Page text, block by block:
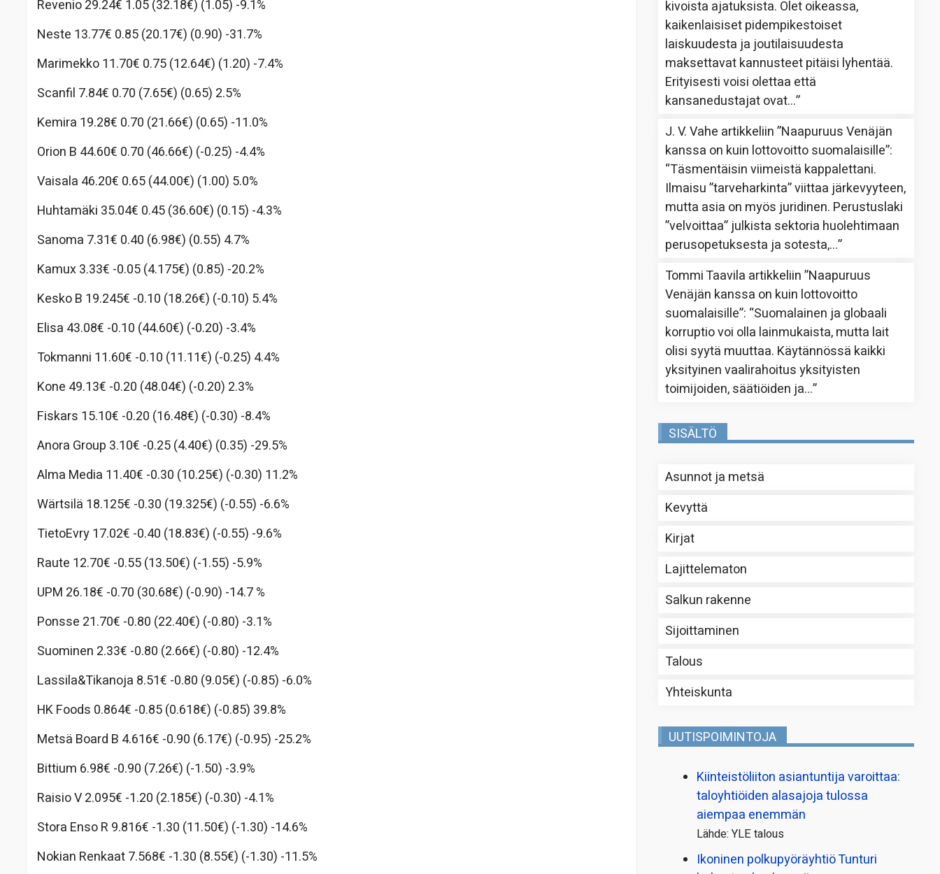
Revenio 29.24€ 1.05 (32.18€) (1.05) -9.1%
Neste 13.77€ 0.85 (20.17€) (0.90) -31.7%
Marimekko 11.70€ 0.75 (12.64€) (1.20) -7.4%
Scanfil 7.84€ 0.70 (7.65€) (0.65) 2.5%
Kemira 19.28€ 0.70 (21.66€) (0.65) -11.0%
Orion B 44.60€ 0.70 (46.66€) (-0.25) -4.4%
Vaisala 46.20€ 0.65 (44.00€) (1.00) 5.0%
Huhtamäki 35.04€ 0.45 (36.60€) (0.15) -4.3%
Sanoma 7.31€ 0.40 (6.98€) (0.55) 4.7%
Kamux 3.33€ -0.05 (4.175€) (0.85) -20.2%
Kesko B 19.245€ -0.10 (18.26€) (-0.10) 5.4%
Elisa 43.08€ -0.10 (44.60€) (-0.20) -3.4%
Tokmanni 11.60€ -0.10 (11.11€) (-0.25) 4.4%
Kone 49.13€ -0.20 (48.04€) (-0.20) 2.3%
Fiskars 15.10€ -0.20 (16.48€) (-0.30) -8.4%
Anora Group 3.10€ -0.25 (4.40€) (0.35) -29.5%
Alma Media 11.40€ -0.30 (10.25€) (-0.30) 11.2%
Wärtsilä 18.125€ -0.30 (19.325€) (-0.55) -6.6%
TietoEvry 17.02€ -0.40 (18.83€) (-0.55) -9.6%
Raute 12.70€ -0.55 (13.50€) (-1.55) -5.9%
UPM 26.18€ -0.70 (30.68€) (-0.90) -14.7 %
Ponsse 21.70€ -0.80 (22.40€) (-0.80) -3.1%
Suominen 2.33€ -0.80 (2.66€) (-0.80) -12.4%
Lassila&Tikanoja 8.51€ -0.80 (9.05€) (-0.85) -6.0%
HK Foods 0.864€ -0.85 (0.618€) (-0.85) 39.8%
Metsä Board B 4.616€ -0.90 (6.17€) (-0.95) -25.2%
Bittium 6.98€ -0.90 (7.26€) (-1.50) -3.9%
Raisio V 2.095€ -1.20 (2.185€) (-0.30) -4.1%
Stora Enso R 9.816€ -1.30 (11.50€) (-1.30) -14.6%
Nokian Renkaat 7.568€ -1.30 (8.55€) (-1.30) -11.5%
kivoista ajatuksista. Olet oikeassa,
kaikenlaisiset pidempikestoiset
laiskuudesta ja joutilaisuudesta
maksettavat kannusteet pitäisi lyhentää.
Erityisesti voisi olettaa että
kansanedustajat ovat…”
J. V. Vahe artikkeliin”Naapuruus Venäjän
kanssa on kuin lottovoitto suomalaisille”:
“Täsmentäisin viimeistä kappalettani.
Ilmaisu ”tarveharkinta” viittaa järkevyyteen,
mutta asia on myös juridinen. Perustuslaki
”velvoittaa” julkista sektoria huolehtimaan
perusopetuksesta ja sotesta,…”
Tommi Taavila artikkeliin”Naapuruus
Venäjän kanssa on kuin lottovoitto
suomalaisille”: “Suomalainen ja globaali
korruptio voi olla lainmukaista, mutta lait
olisi syytä muuttaa. Käytännössä kaikki
yksityinen vaalirahoitus yksityisten
toimijoiden, säätiöiden ja…”
SISÄLTÖ
Asunnot ja metsä
Kevyttä
Kirjat
Lajittelematon
Salkun rakenne
Sijoittaminen
Talous
Yhteiskunta
UUTISPOIMINTOJA
Kiinteistö­liiton asiantuntija varoittaa:
taloyhtiöiden alasajoja tulossa
aiempaa enemmän
Lähde: YLE talous
Ikoninen polkupyörä­yhtiö Tunturi